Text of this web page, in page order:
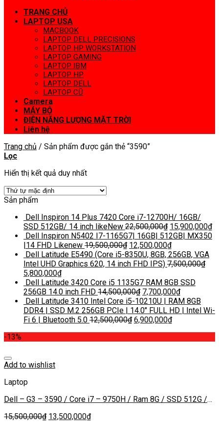
TRANG CHỦ
LAPTOP USA
MACBOOK
LAPTOP DELL PRECISIONS
LAPTOP HP WORKSTATION
LAPTOP GAMING
LAPTOP IBM
LAPTOP HP
LAPTOP DELL
LAPTOP CŨ
Camera
MÁY BỘ
ĐIỆN NĂNG LƯỢNG MẶT TRỜI
Liên hệ
Trang chủ / Sản phẩm được gắn thẻ “3590”
Lọc
Hiển thị kết quả duy nhất
Sản phẩm
Dell Inspiron 14 Plus 7420 Core i7-12700H/ 16GB/
SSD 512GB/ 14 inch likeNew 22,500,000₫ 15,900,000₫
Dell Inspiron N5402 I7-1165G7| 16GB| 512GB| MX350
|14 FHD Likenew 19,500,000₫ 12,500,000₫
Dell Latitude E5490 (Core i5-8350U, 8GB, 256GB, VGA
Intel UHD Graphics 620, 14 inch FHD IPS) 7,500,000₫
5,800,000₫
Dell Latitude 3420 Core i5 1135G7 RAM 8GB SSD
256GB 14.0 inch FHD 14,500,000₫ 7,700,000₫
Dell Latitude 3410 Intel Core i5-10210U | RAM 8GB
DDR4 | SSD M.2 256GB PCIe | 14.0″ FULL HD | Intel Wi-
Fi 6 | Bluetooth 5.0 12,500,000₫ 6,900,000₫
-13%
Add to wishlist
Laptop
Dell – G3 – 3590 / Core i7 – 9750H / Ram 8G / SSD 512G /
15,500,000₫ 13,500,000₫